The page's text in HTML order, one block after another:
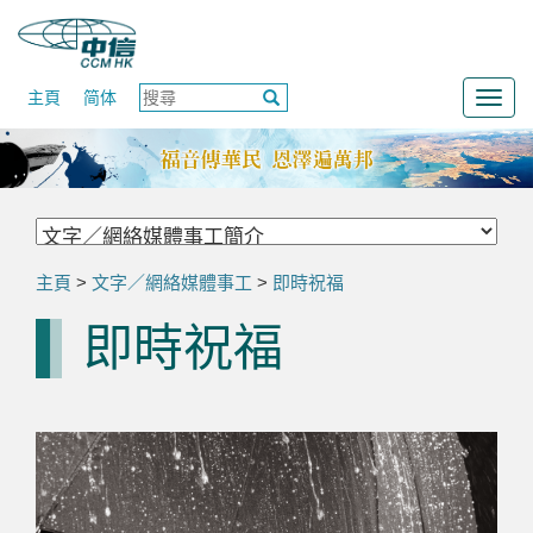
主頁 简体
主頁 > 文字／網絡媒體事工 > 即時祝福
即時祝福